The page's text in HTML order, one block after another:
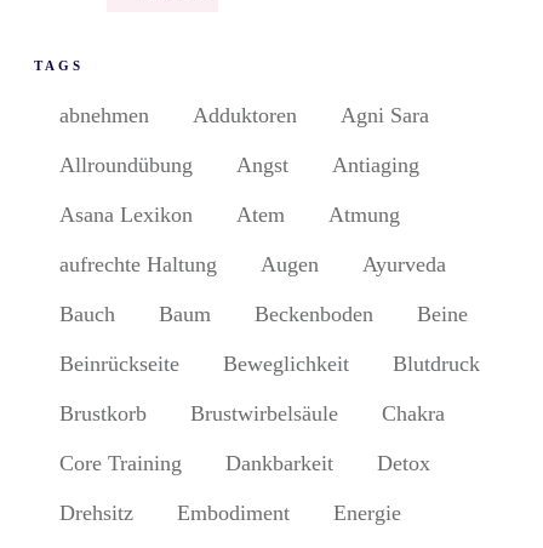
TAGS
abnehmen Adduktoren Agni Sara
Allroundübung Angst Antiaging
Asana Lexikon Atem Atmung
aufrechte Haltung Augen Ayurveda
Bauch Baum Beckenboden Beine
Beinrückseite Beweglichkeit Blutdruck
Brustkorb Brustwirbelsäule Chakra
Core Training Dankbarkeit Detox
Drehsitz Embodiment Energie